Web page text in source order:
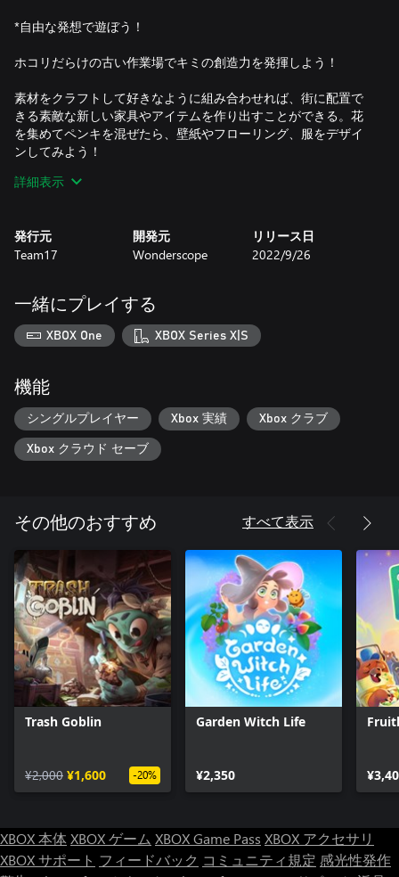
*自由な発想で遊ぼう！
ホコリだらけの古い作業場でキミの創造力を発揮しよう！
素材をクラフトして好きなように組み合わせれば、街に配置で
きる素敵な新しい家具やアイテムを作り出すことができる。花
を集めてペンキを混ぜたら、壁紙やフローリング、服をデザイ
ンしてみよう！
キミがデザインしたいのはアーバンインダストリアルなオシャ
ら好きになる街をデザインしてみよう。
クラフト：森や廃鉱に向かって鉱石や資源を手に入れよう。集
めたものは街に持ち帰ってクラフトすれば、自分のデザインに
利用できるよ！
デザイン：素材を集めたら、ゲーム内にあるすべてのアイテム
を作業場で自分なりにカスタマイズしてみよう。シンプルだけ
どパワフルなデザインテーブルを使って、さまざまな形や素材
を組み合わせてオリジナル家具を作り出そう。
に着てもらおう！
建築：大工さんの手を借りて街を大きくしていこう。好きな場
所に家を建築して、新しい住民を迎え入れる準備を整えよう。
装飾：家の中も外もカスタマイズして、新しい友達が気に入っ
てくれるようにしてあげよう。
釣り：Hokkoの土地にあるさまざまな釣りスポットで静かな朝
を過ごしながらコレクションを増やそう。それぞれの魚の習性
に合わせたアプローチを編み出すのが大切みたいだ。
を見逃さないように！
詳細表示
発行元
Team17
開発元
Wonderscope
リリース日
2022/9/26
一緒にプレイする
XBOX One XBOX Series X|S
機能
シングルプレイヤー Xbox 実績 Xbox クラブ
Xbox クラウド セーブ
その他のおすすめ すべて表示
Trash Goblin
¥2,000 ¥1,600 -20%
Garden Witch Life
¥2,350
XBOX 本体XBOX ゲーム XBOX Game Pass XBOX アクセサリ
XBOX サポート フィードバック コミュニティ規定 感光性発作